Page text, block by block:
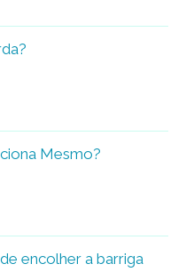
Mesmo?
encolher a barriga